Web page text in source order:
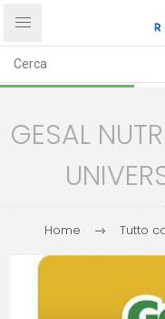
GESAL
Home Tutto